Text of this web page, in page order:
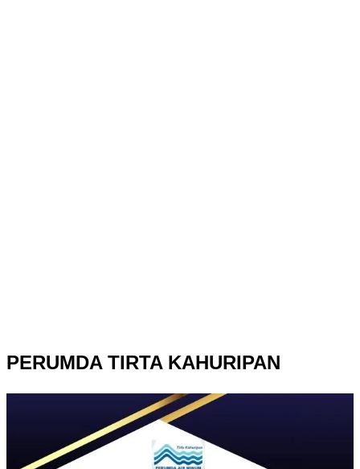
PERUMDA TIRTA KAHURIPAN